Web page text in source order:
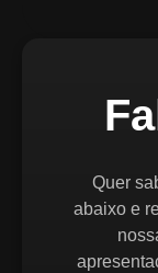
Quer
abaixo e